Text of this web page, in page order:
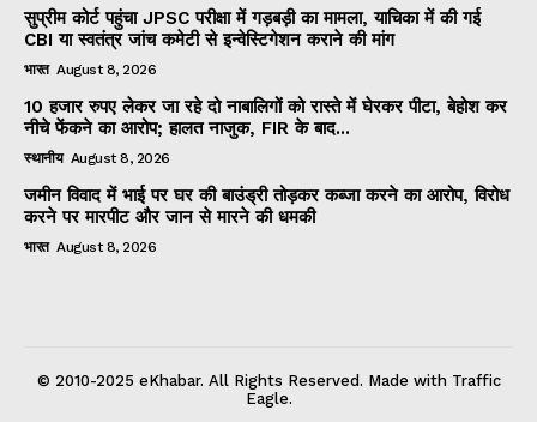
सुप्रीम कोर्ट पहुंचा JPSC परीक्षा में गड़बड़ी का मामला, याचिका में की गई
CBI या स्वतंत्र जांच कमेटी से इन्वेस्टिगेशन कराने की मांग
भारत August 8, 2026
10 हजार रुपए लेकर जा रहे दो नाबालिगों को रास्ते में घेरकर पीटा, बेहोश कर
नीचे फेंकने का आरोप; हालत नाजुक, FIR के बाद...
स्थानीय August 8, 2026
जमीन विवाद में भाई पर घर की बाउंड्री तोड़कर कब्जा करने का आरोप, विरोध
करने पर मारपीट और जान से मारने की धमकी
भारत August 8, 2026
© 2010-2025 eKhabar. All Rights Reserved. Made with Traffic
Eagle.